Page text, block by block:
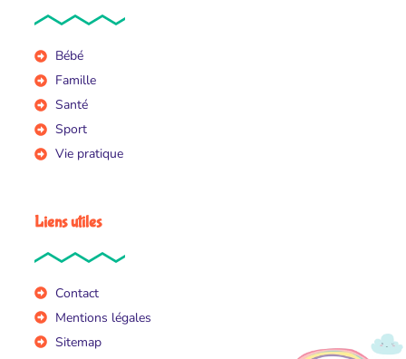
Bébé
Famille
Santé
Sport
Vie pratique
Liens utiles
Contact
Mentions légales
Sitemap